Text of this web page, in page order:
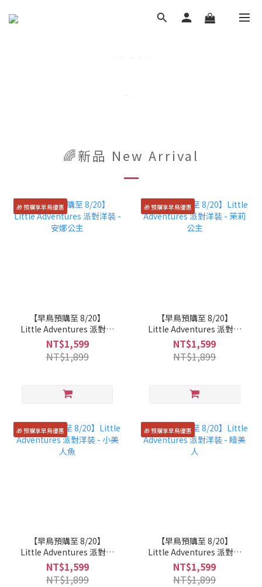
🌈新品 New Arrival
🎁 預購享早鳥優惠
【早鳥預購至 8/20】
Little Adventures 派對洋
裝 - 安娜公主
NT$1,599
NT$1,899
🎁 預購享早鳥優惠
【早鳥預購至 8/20】
Little Adventures 派對洋
裝 - 茉莉公主
NT$1,599
NT$1,899
🎁 預購享早鳥優惠
【早鳥預購至 8/20】
Little Adventures 派對洋
裝 - 小美人魚
NT$1,599
NT$1,899
🎁 預購享早鳥優惠
【早鳥預購至 8/20】
Little Adventures 派對洋
裝 - 睡美人
NT$1,599
NT$1,899